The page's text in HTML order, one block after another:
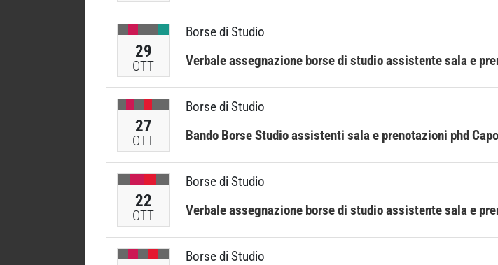
29
OTT
Borse di Studio
Verbale assegnazione borse di studio assistente sala e
27
OTT
Borse di Studio
Bando Borse Studio assistenti sala e prenotazioni phd
22
OTT
Borse di Studio
Verbale assegnazione borse di studio assistente sala e
Borse di Studio